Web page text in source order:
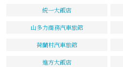
統一大飯店
山多力商務汽車旅館
荷蘭村汽車旅館
進方大飯店